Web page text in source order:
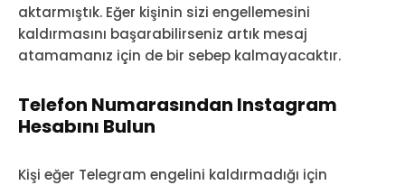
aktarmıştık. Eğer kişinin sizi engellemesini
kaldırmasını başarabilirseniz artık mesaj
atamamanız için de bir sebep kalmayacaktır.
Telefon Numarasından Instagram
Hesabını Bulun
Kişi eğer Telegram engelini kaldırmadığı için